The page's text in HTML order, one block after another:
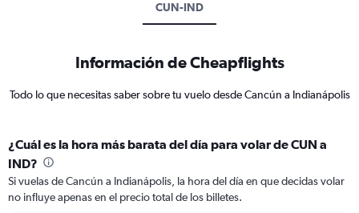
CUN-IND
Información de Cheapflights
Todo lo que necesitas saber sobre tu vuelo desde Cancún a Indianápolis
¿Cuál es la hora más barata del día para volar de CUN a
IND?
Si vuelas de Cancún a Indianápolis, la hora del día en que decidas volar
no influye apenas en el precio total de los billetes.